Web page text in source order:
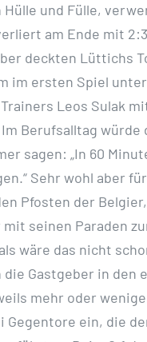
Hülle und Fülle,
am Ende mit 2:3
deckten Lüttichs
im ersten Spiel
Leos Sulak
Berufsalltag würde
sagen: „In 60
Sehr wohl aber
Pfosten der
seinen Paraden
wäre das nicht
Gastgeber in den
mehr oder
Gegentore ein, die